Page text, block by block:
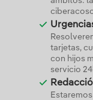
tarjetas,
con hijos
servicio